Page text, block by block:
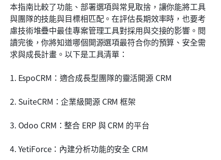
本指南比較了功能、部署選項與常見取捨，讓你能將工具
與團隊的技能與目標相匹配。在評估長期效率時，也要考
慮技術堆疊中最佳專案管理工具對採用與交接的影響。閱
讀完後，你將知道哪個開源選項最符合你的預算、安全需
求與成長計畫。以下是工具清單：
1. EspoCRM：適合成長型團隊的靈活開源 CRM
2. SuiteCRM：企業級開源 CRM 框架
3. Odoo CRM：整合 ERP 與 CRM 的平台
4. YetiForce：內建分析功能的安全 CRM
開源CRM與Lark：哪一個是更明智的選擇？
結論
常見問題
相關閱讀